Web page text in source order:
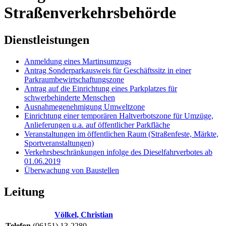
Straßenverkehrsbehörde
Dienstleistungen
Anmeldung eines Martinsumzugs
Antrag Sonderparkausweis für Geschäftssitz in einer
Parkraumbewirtschaftungszone
Antrag auf die Einrichtung eines Parkplatzes für
schwerbehinderte Menschen
Ausnahmegenehmigung Umweltzone
Einrichtung einer temporären Haltverbotszone für Umzüge,
Anlieferungen u.a. auf öffentlicher Parkfläche
Veranstaltungen im öffentlichen Raum (Straßenfeste, Märkte,
Sportveranstaltungen)
Verkehrsbeschränkungen infolge des Dieselfahrverbotes ab
01.06.2019
Überwachung von Baustellen
Leitung
Völkel, Christian